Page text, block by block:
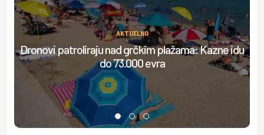
AKTUELNO
Dronovi patroliraju nad grčkim plažama: Kazne idu
do 73.000 evra